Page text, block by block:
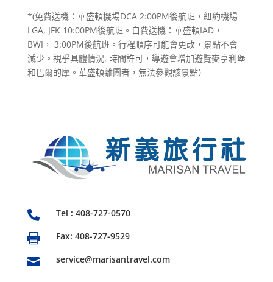
*(免費送機：華盛頓機場DCA 2:00PM後航班，紐約機場
LGA, JFK 10:00PM後航班。自費送機：華盛頓IAD，
BWI， 3:00PM後航班。行程順序可能會更改，景點不會
減少。視乎具體情況, 時間許可，導遊會增加遊覽麥亨利堡
和巴爾的摩。華盛頓離團者，無法參觀該景點）
 Tel : 408-727-0570
 Fax: 408-727-9529
 service@marisantravel.com